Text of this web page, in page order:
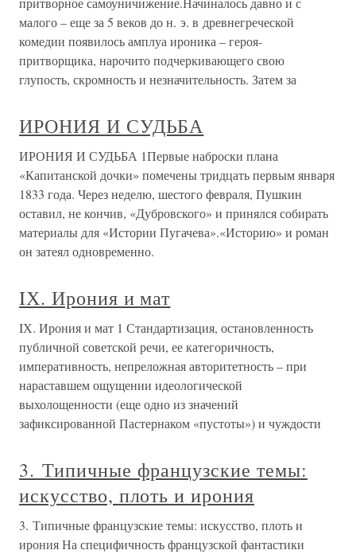
малого – еще за 5 веков до н. э. в древнегреческой
комедии появилось амплуа ироника – героя-
притворщика, нарочито подчеркивающего свою
глупость, скромность и незначительность. Затем за
ИРОНИЯ И СУДЬБА
ИРОНИЯ И СУДЬБА 1Первые наброски плана
«Капитанской дочки» помечены тридцать первым января
1833 года. Через неделю, шестого февраля, Пушкин
оставил, не кончив, «Дубровского» и принялся собирать
материалы для «Истории Пугачева».«Историю» и роман
он затеял одновременно.
IХ. Ирония и мат
IХ. Ирония и мат 1 Стандартизация, остановленность
публичной советской речи, ее категоричность,
императивность, непреложная авторитетность – при
нараставшем ощущении идеологической
выхолощенности (еще одно из значений
зафиксированной Пастернаком «пустоты») и чуждости
3. Типичные французские темы:
искусство, плоть и ирония
3. Типичные французские темы: искусство, плоть и
ирония На специфичность французской фантастики